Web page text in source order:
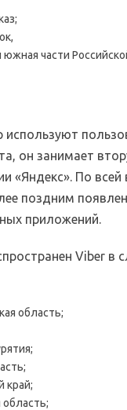
южная части
используют
он занимает
«Яндекс». По
поздним
приложений.
Viber в
область;
край;